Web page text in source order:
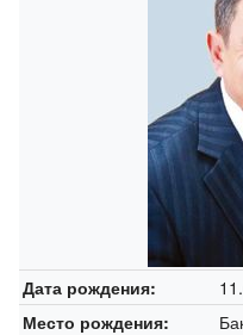
Дата рождения:
Место рождения: